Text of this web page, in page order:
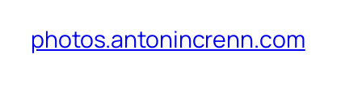
photos.antonincrenn.com